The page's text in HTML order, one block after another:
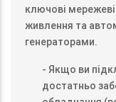
ключові
живлення та
генераторами.
- Якщо ви
достатньо